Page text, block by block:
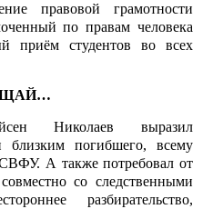
правовой грамотности
по правам человека
приём студентов во всех
Николаев выразил
близким погибшего, всему
СВФУ. А также потребовал от
со следственными
разбирательство,